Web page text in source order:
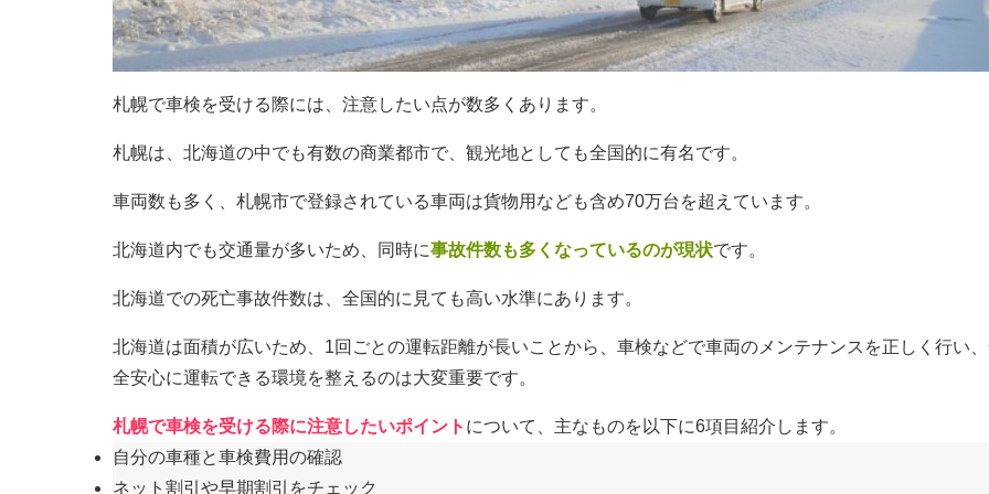
札幌で車検を受ける際には、注意したい点が数多くあります。
札幌は、北海道の中でも有数の商業都市で、観光地としても全国的に有名です。
車両数も多く、札幌市で登録されている車両は貨物用なども含め70万台を超えています。
北海道内でも交通量が多いため、同時に事故件数も多くなっているのが現状です。
北海道での死亡事故件数は、全国的に見ても高い水準にあります。
北海道は面積が広いため、1回ごとの運転距離が長いことから、車検などで車両のメンテナンスを正しく行い
全安心に運転できる環境を整えるのは大変重要です。
札幌で車検を受ける際に注意したいポイント について、主なものを以下に6項目紹介します。
自分の車種と車検費用の確認
ネット割引や早期割引をチェック